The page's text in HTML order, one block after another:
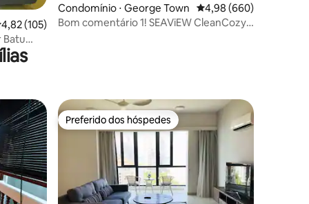
de uma avaliação média de 5, 105 avaliações
4,82 (105)
Batu
Condomínio ⋅ George Town 4,98 de uma avaliação
4,98 (660)
Bom comentário 1! SEAViEW CleanCozy
Preferido dos hóspedes
Preferido dos hóspedes